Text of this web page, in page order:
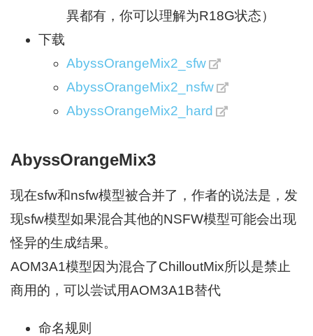
異都有，你可以理解为R18G状态）
下载
AbyssOrangeMix2_sfw
AbyssOrangeMix2_nsfw
AbyssOrangeMix2_hard
AbyssOrangeMix3
现在sfw和nsfw模型被合并了，作者的说法是，发
现sfw模型如果混合其他的NSFW模型可能会出现
怪异的生成结果。
AOM3A1模型因为混合了ChilloutMix所以是禁止
商用的，可以尝试用AOM3A1B替代
命名规则